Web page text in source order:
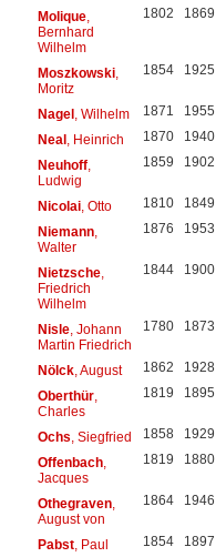
Molique,
Bernhard
Wilhelm
1802 1869
Moszkowski,
Moritz
1854 1925
Nagel, Wilhelm 1871 1955
Neal, Heinrich 1870 1940
Neuhoff,
Ludwig
1859 1902
Nicolai, Otto 1810 1849
Niemann,
Walter
1876 1953
Nietzsche,
Friedrich
Wilhelm
1844 1900
Nisle, Johann
Martin Friedrich
1780 1873
Nölck, August 1862 1928
Oberthür,
Charles
1819 1895
Ochs , Siegfried 1858 1929
Offenbach,
Jacques
1819 1880
Othegraven,
August von
1864 1946
Pabst, Paul 1854 1897